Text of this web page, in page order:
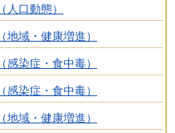
口動態）
域・健康増進）
染症・食中毒）
染症・食中毒）
域・健康増進）